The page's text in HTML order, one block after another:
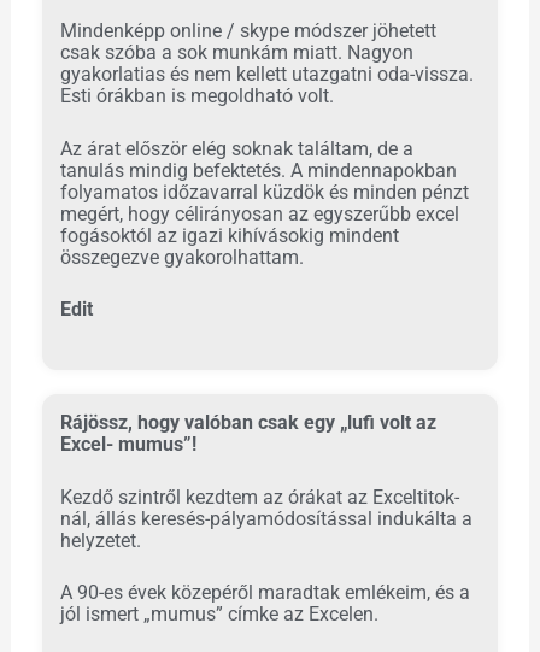
Mindenképp online / skype módszer jöhetett
csak szóba a sok munkám miatt. Nagyon
gyakorlatias és nem kellett utazgatni oda-vissza.
Esti órákban is megoldható volt.
Az árat először elég soknak találtam, de a
tanulás mindig befektetés. A mindennapokban
folyamatos időzavarral küzdök és minden pénzt
megért, hogy célirányosan az egyszerűbb excel
fogásoktól az igazi kihívásokig mindent
összegezve gyakorolhattam.
Edit
Rájössz, hogy valóban csak egy „lufi volt az
Excel- mumus”!
Kezdő szintről kezdtem az órákat az Exceltitok-
nál, állás keresés-pályamódosítással indukálta a
helyzetet.
A 90-es évek közepéről maradtak emlékeim, és a
jól ismert „mumus” címke az Excelen.